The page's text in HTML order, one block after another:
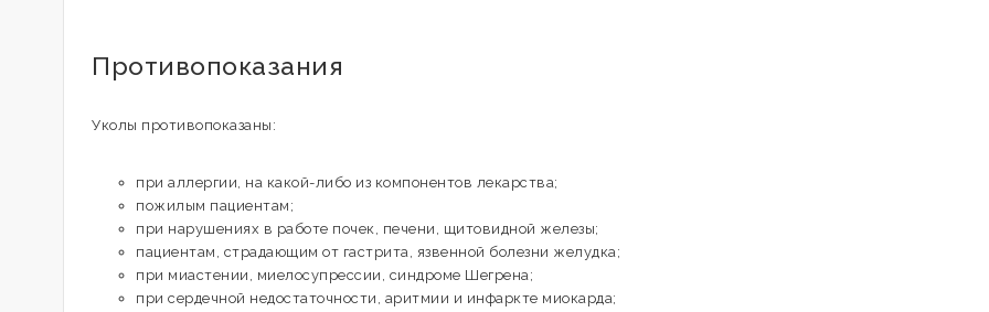
Противопоказания
Уколы противопоказаны:
при аллергии, на какой-либо из компонентов лекарства;
пожилым пациентам;
при нарушениях в работе почек, печени, щитовидной железы;
пациентам, страдающим от гастрита, язвенной болезни желудка;
при миастении, миелосупрессии, синдроме Шегрена;
при сердечной недостаточности, аритмии и инфаркте миокарда;